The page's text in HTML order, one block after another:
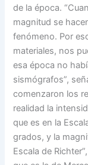
de la época.
magnitud se
fenómeno. Por
materiales, nos
esa época no
sismógrafos”,
comenzaron los
realidad la
que es en la
grados, y la
Escala de